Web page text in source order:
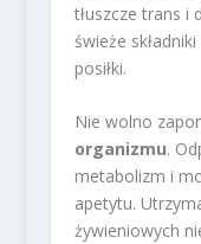
tłuszcze trans i
świeże
posiłki.
Nie wolno
organizmu.
metabolizm i
apetytu.
żywieniowych